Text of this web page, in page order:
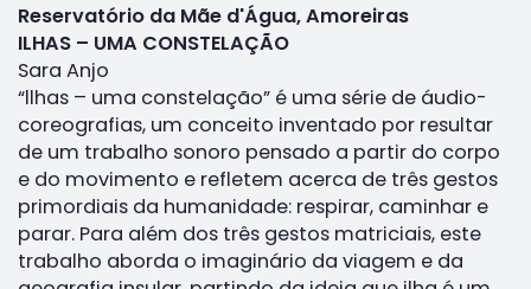
Reservatório da Mãe d'Água, Amoreiras
ILHAS – UMA CONSTELAÇÃO
Sara Anjo
“llhas – uma constelação” é uma série de áudio-
coreografias, um conceito inventado por resultar
de um trabalho sonoro pensado a partir do corpo
e do movimento e refletem acerca de três gestos
primordiais da humanidade: respirar, caminhar e
parar. Para além dos três gestos matriciais, este
trabalho aborda o imaginário da viagem e da